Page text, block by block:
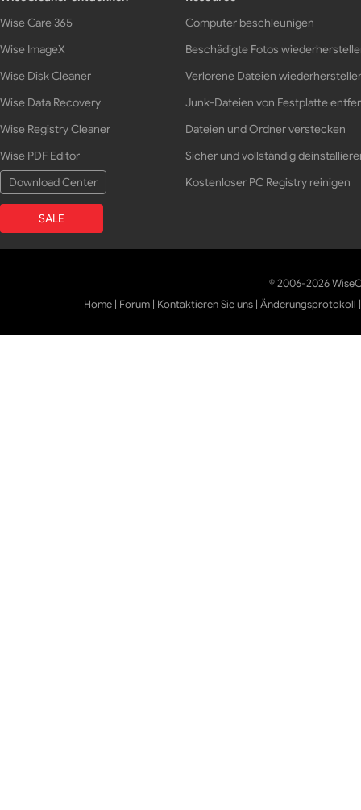
Wise Care 365
Wise ImageX
Wise Disk Cleaner
Wise Data Recovery
Wise Registry Cleaner
Wise PDF Editor
Download Center
SALE
Computer beschleunigen
Beschädigte Fotos
Verlorene Dateien
Junk-Dateien von Festplatte
Dateien und Ordner verstecken
Sicher und vollständig
Kostenloser PC Registry reinigen
© 2006-2026
Home | Forum | Kontaktieren Sie uns |Änderungsprotokoll